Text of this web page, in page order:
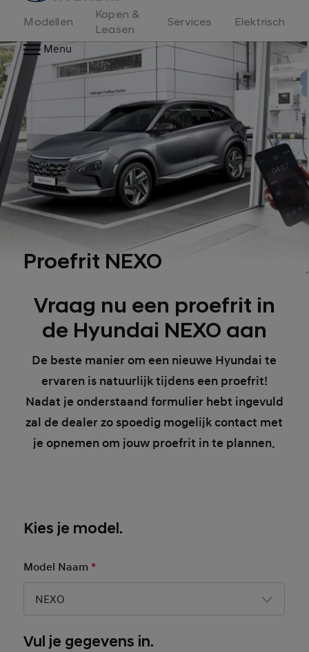
Modellen
Kopen &
Leasen
Services
Elektrisch
Menu
Proefrit NEXO
Vraag nu een proefrit in
de Hyundai NEXO aan
De beste manier om een nieuwe Hyundai te
ervaren is natuurlijk tijdens een proefrit!
Nadat je onderstaand formulier hebt ingevuld
zal de dealer zo spoedig mogelijk contact met
je opnemen om jouw proefrit in te plannen.
Kies je model.
Model Naam*
NEXO
Vul je gegevens in.